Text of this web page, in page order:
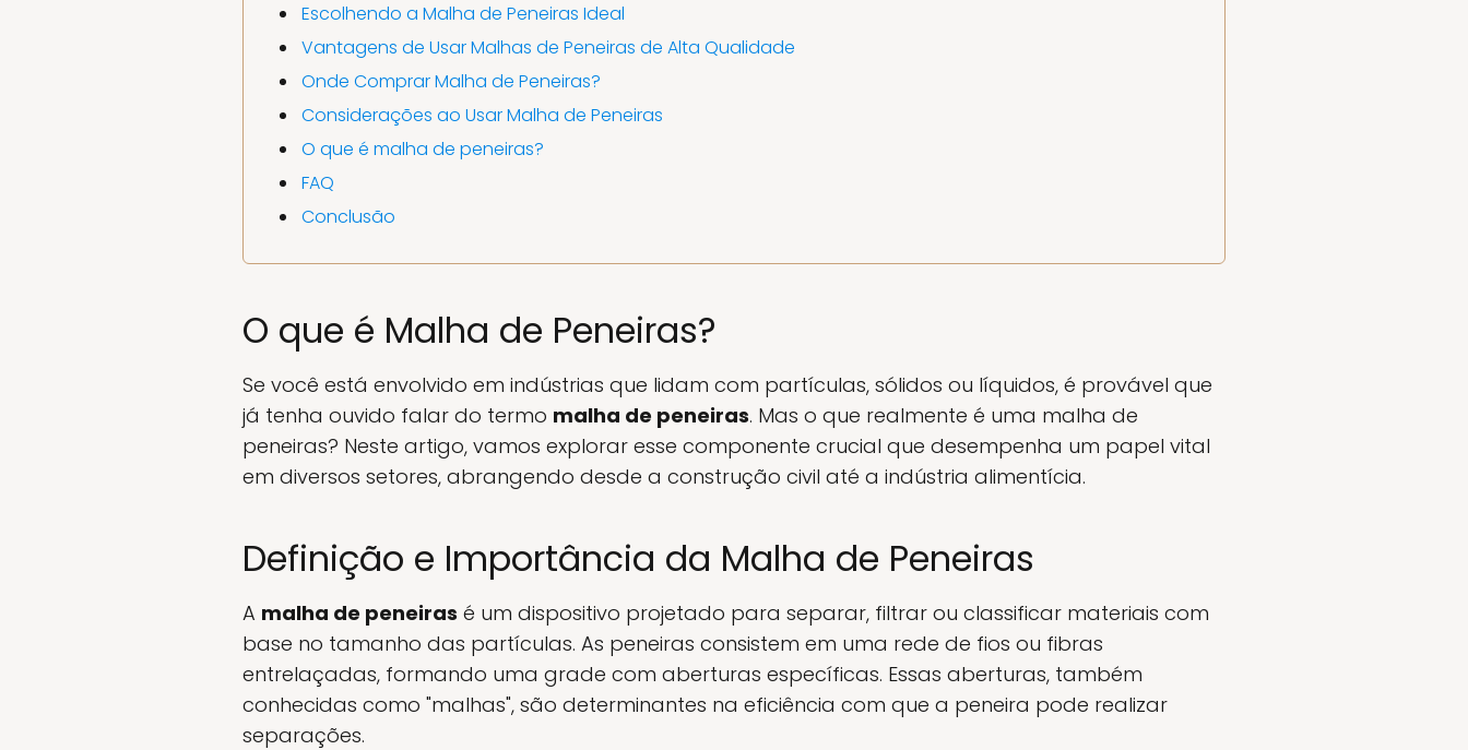
Escolhendo a Malha de Peneiras Ideal
Vantagens de Usar Malhas de Peneiras de Alta Qualidade
Onde Comprar Malha de Peneiras?
Considerações ao Usar Malha de Peneiras
O que é malha de peneiras?
FAQ
Conclusão
O que é Malha de Peneiras?
Se você está envolvido em indústrias que lidam com partículas, sólidos ou líquidos, é provável que
já tenha ouvido falar do termo malha de peneiras. Mas o que realmente é uma malha de
peneiras? Neste artigo, vamos explorar esse componente crucial que desempenha um papel vital
em diversos setores, abrangendo desde a construção civil até a indústria alimentícia.
Definição e Importância da Malha de Peneiras
A malha de peneiras é um dispositivo projetado para separar, filtrar ou classificar materiais com
base no tamanho das partículas. As peneiras consistem em uma rede de fios ou fibras
entrelaçadas, formando uma grade com aberturas específicas. Essas aberturas, também
conhecidas como "malhas", são determinantes na eficiência com que a peneira pode realizar
separações.